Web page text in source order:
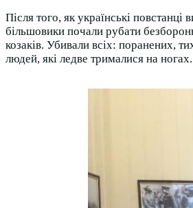
Після того, як українські повстанці
більшовики почали рубати
козаків. Убивали всіх: поранених,
людей, які ледве трималися на ногах.